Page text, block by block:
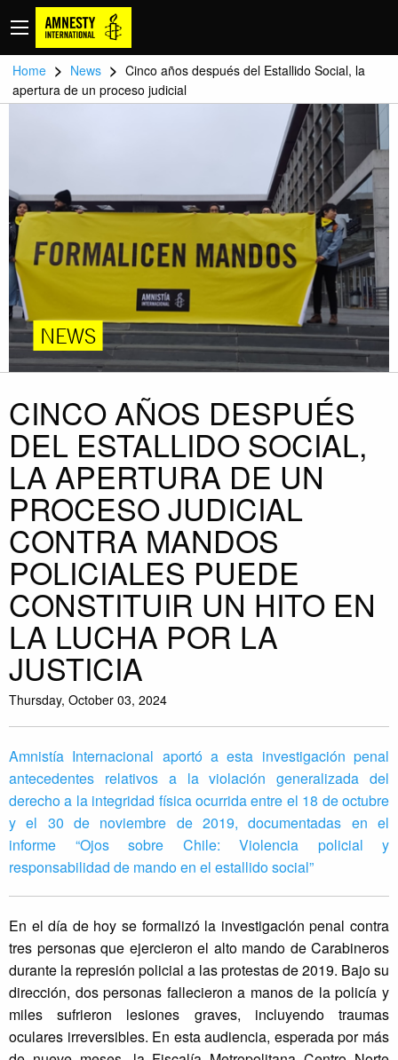
Home > News > Cinco años después del Estallido Social, la
apertura de un proceso judicial
NEWS
CINCO AÑOS DESPUÉS
DEL ESTALLIDO SOCIAL,
LA APERTURA DE UN
PROCESO JUDICIAL
CONTRA MANDOS
POLICIALES PUEDE
CONSTITUIR UN HITO EN
LA LUCHA POR LA
JUSTICIA
Thursday, October 03, 2024
Amnistía Internacional aportó a esta investigación penal
antecedentes relativos a la violación generalizada del
derecho a la integridad física ocurrida entre el 18 de octubre
y el 30 de noviembre de 2019, documentadas en el
informe “Ojos sobre Chile: Violencia policial y
responsabilidad de mando en el estallido social”
En el día de hoy se formalizó la investigación penal contra
tres personas que ejercieron el alto mando de Carabineros
durante la represión policial a las protestas de 2019. Bajo su
dirección, dos personas fallecieron a manos de la policía y
miles sufrieron lesiones graves, incluyendo traumas
oculares irreversibles. En esta audiencia, esperada por más